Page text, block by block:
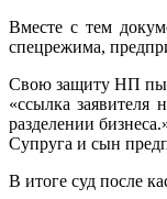
Вместе с тем
спецрежима,
Свою защиту НП
«ссылка
разделении
Супруга и сын
В итоге суд после